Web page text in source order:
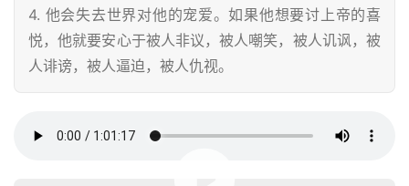
4. 他会失去世界对他的宠爱。如果他想要讨上帝的喜
悦，他就要安心于被人非议，被人嘲笑，被人讥讽，被
人诽谤，被人逼迫，被人仇视。